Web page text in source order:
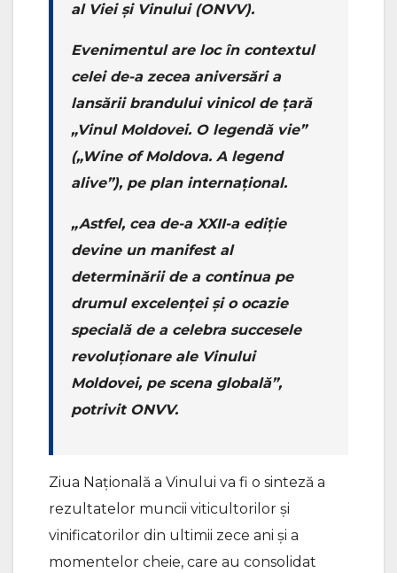
al Viei și Vinului (ONVV).
Evenimentul are loc în contextul
celei de-a zecea aniversări a
lansării brandului vinicol de țară
„Vinul Moldovei. O legendă vie”
(„Wine of Moldova. A legend
alive”), pe plan internațional.
„Astfel, cea de-a XXII-a ediție
devine un manifest al
determinării de a continua pe
drumul excelenței și o ocazie
specială de a celebra succesele
revoluționare ale Vinului
Moldovei, pe scena globală”,
potrivit ONVV.
Ziua Națională a Vinului va fi o sinteză a
rezultatelor muncii viticultorilor și
vinificatorilor din ultimii zece ani și a
momentelor cheie, care au consolidat